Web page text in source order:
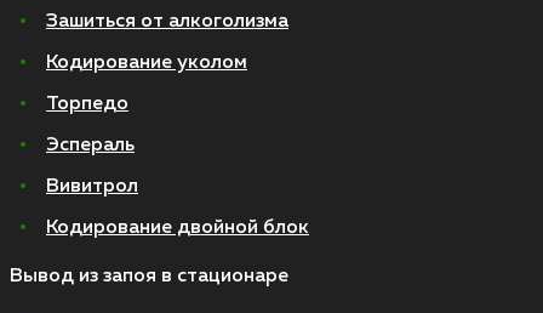
Зашиться от алкоголизма
Кодирование уколом
Торпедо
Эспераль
Вивитрол
Кодирование двойной блок
Вывод из запоя в стационаре